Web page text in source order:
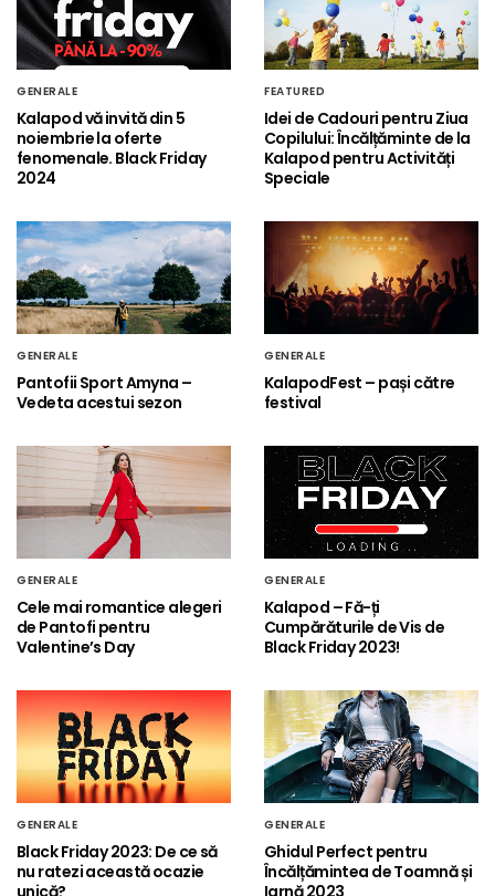
GENERALE
Kalapod vă invită din 5
noiembrie la oferte
fenomenale. Black Friday
2024
FEATURED
Idei de Cadouri pentru Ziua
Copilului: Încălțăminte de la
Kalapod pentru Activități
Speciale
GENERALE
Pantofii Sport Amyna –
Vedeta acestui sezon
GENERALE
KalapodFest – pași către
festival
GENERALE
Cele mai romantice alegeri
de Pantofi pentru
Valentine’s Day
GENERALE
Kalapod – Fă-ți
Cumpărăturile de Vis de
Black Friday 2023!
GENERALE
Black Friday 2023: De ce să
nu ratezi această ocazie
GENERALE
Ghidul Perfect pentru
Încălțămintea de Toamnă și